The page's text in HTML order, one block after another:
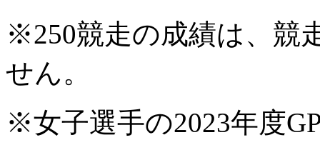
※250競走の成績は、競
せん。
※女子選手の2023年度